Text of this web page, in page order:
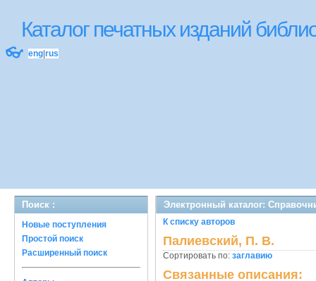
Каталог печатных изданий
👓 eng rus
Поиск :
Новые поступления
Простой поиск
Расширенный поиск
Электронный каталог:
К списку авторов
Палиевский, П. В.
Сортировать по: заглавию
Связанные описания: